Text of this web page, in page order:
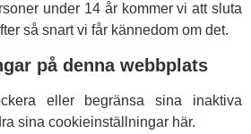
under 14 år kommer vi att sluta
så snart vi får kännedom om det.
på denna webbplats
eller begränsa sina inaktiva
sina cookieinställningar här.